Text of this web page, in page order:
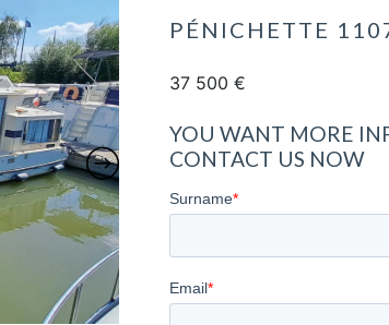
PÉNICHETTE
37 500 €
YOU WANT MORE
CONTACT US NOW